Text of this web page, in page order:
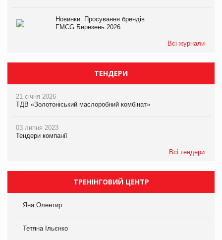
Новинки. Просування брендів
FMCG.Березень 2026
Всі журнали
ТЕНДЕРИ
21 січня 2026
ТДВ «Золотоніський маслоробний комбінат»
03 липня 2023
Тендери компанії
Всі тендери
ТРЕНІНГОВИЙ ЦЕНТР
Яна Олентир
Тетяна Ільєнко